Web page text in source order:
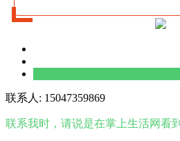
联系人: 15047359869
联系我时，请说是在掌上生活网看